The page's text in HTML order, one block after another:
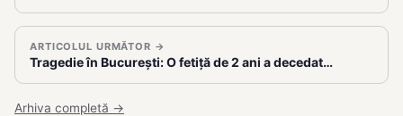
ARTICOLUL URMĂTOR →
Tragedie în București: O fetiță de 2 ani a decedat…
Arhiva completă →